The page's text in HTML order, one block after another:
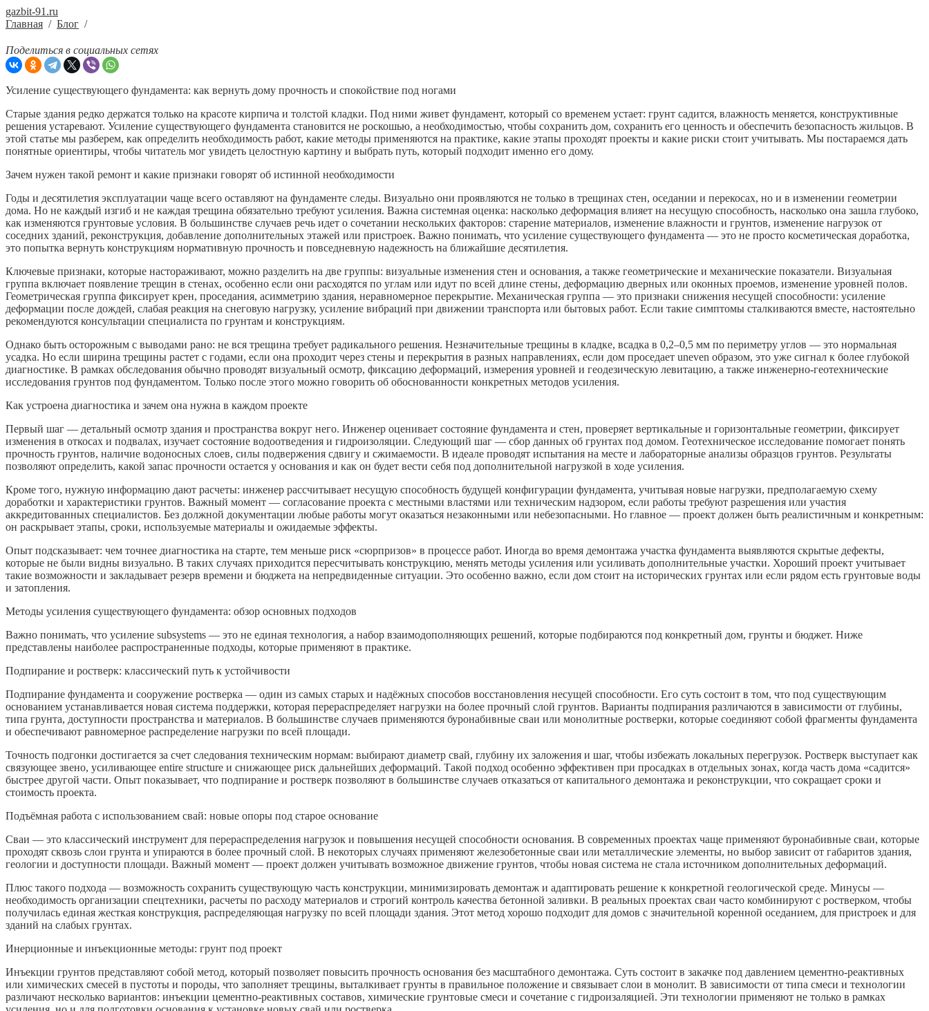
gazbit-91.ru
Главная / Блог /
Поделиться в социальных сетях
Усиление существующего фундамента: как вернуть дому прочность и спокойствие под ногами
Старые здания редко держатся только на красоте кирпича и толстой кладки. Под ними живет фундамент, который со временем устает: грунт садится, влажность меняется, конструктивные
решения устаревают. Усиление существующего фундамента становится не роскошью, а необходимостью, чтобы сохранить дом, сохранить его ценность и обеспечить безопасность жильцов. В
этой статье мы разберем, как определить необходимость работ, какие методы применяются на практике, какие этапы проходят проекты и какие риски стоит учитывать. Мы постараемся дать
понятные ориентиры, чтобы читатель мог увидеть целостную картину и выбрать путь, который подходит именно его дому.
Зачем нужен такой ремонт и какие признаки говорят об истинной необходимости
Годы и десятилетия эксплуатации чаще всего оставляют на фундаменте следы. Визуально они проявляются не только в трещинах стен, оседании и перекосах, но и в изменении геометрии
дома. Но не каждый изгиб и не каждая трещина обязательно требуют усиления. Важна системная оценка: насколько деформация влияет на несущую способность, насколько она зашла глубоко,
как изменяются грунтовые условия. В большинстве случаев речь идет о сочетании нескольких факторов: старение материалов, изменение влажности и грунтов, изменение нагрузок от
соседних зданий, реконструкция, добавление дополнительных этажей или пристроек. Важно понимать, что усиление существующего фундамента — это не просто косметическая доработка,
это попытка вернуть конструкциям нормативную прочность и повседневную надежность на ближайшие десятилетия.
Ключевые признаки, которые настораживают, можно разделить на две группы: визуальные изменения стен и основания, а также геометрические и механические показатели. Визуальная
группа включает появление трещин в стенах, особенно если они расходятся по углам или идут по всей длине стены, деформацию дверных или оконных проемов, изменение уровней полов.
Геометрическая группа фиксирует крен, проседания, асимметрию здания, неравномерное перекрытие. Механическая группа — это признаки снижения несущей способности: усиление
деформации после дождей, слабая реакция на снеговую нагрузку, усиление вибраций при движении транспорта или бытовых работ. Если такие симптомы сталкиваются вместе, настоятельно
рекомендуются консультации специалиста по грунтам и конструкциям.
Однако быть осторожным с выводами рано: не вся трещина требует радикального решения. Незначительные трещины в кладке, всадка в 0,2–0,5 мм по периметру углов — это нормальная
усадка. Но если ширина трещины растет с годами, если она проходит через стены и перекрытия в разных направлениях, если дом проседает uneven образом, это уже сигнал к более глубокой
диагностике. В рамках обследования обычно проводят визуальный осмотр, фиксацию деформаций, измерения уровней и геодезическую левитацию, а также инженерно-геотехнические
исследования грунтов под фундаментом. Только после этого можно говорить об обоснованности конкретных методов усиления.
Как устроена диагностика и зачем она нужна в каждом проекте
Первый шаг — детальный осмотр здания и пространства вокруг него. Инженер оценивает состояние фундамента и стен, проверяет вертикальные и горизонтальные геометрии, фиксирует
изменения в откосах и подвалах, изучает состояние водоотведения и гидроизоляции. Следующий шаг — сбор данных об грунтах под домом. Геотехническое исследование помогает понять
прочность грунтов, наличие водоносных слоев, силы подвержения сдвигу и сжимаемости. В идеале проводят испытания на месте и лабораторные анализы образцов грунтов. Результаты
позволяют определить, какой запас прочности остается у основания и как он будет вести себя под дополнительной нагрузкой в ходе усиления.
Кроме того, нужную информацию дают расчеты: инженер рассчитывает несущую способность будущей конфигурации фундамента, учитывая новые нагрузки, предполагаемую схему
доработки и характеристики грунтов. Важный момент — согласование проекта с местными властями или техническим надзором, если работы требуют разрешения или участия
аккредитованных специалистов. Без должной документации любые работы могут оказаться незаконными или небезопасными. Но главное — проект должен быть реалистичным и конкретным:
он раскрывает этапы, сроки, используемые материалы и ожидаемые эффекты.
Опыт подсказывает: чем точнее диагностика на старте, тем меньше риск «сюрпризов» в процессе работ. Иногда во время демонтажа участка фундамента выявляются скрытые дефекты,
которые не были видны визуально. В таких случаях приходится пересчитывать конструкцию, менять методы усиления или усиливать дополнительные участки. Хороший проект учитывает
такие возможности и закладывает резерв времени и бюджета на непредвиденные ситуации. Это особенно важно, если дом стоит на исторических грунтах или если рядом есть грунтовые воды
и затопления.
Методы усиления существующего фундамента: обзор основных подходов
Важно понимать, что усиление subsystems — это не единая технология, а набор взаимодополняющих решений, которые подбираются под конкретный дом, грунты и бюджет. Ниже
представлены наиболее распространенные подходы, которые применяют в практике.
Подпирание и ростверк: классический путь к устойчивости
Подпирание фундамента и сооружение ростверка — один из самых старых и надёжных способов восстановления несущей способности. Его суть состоит в том, что под существующим
основанием устанавливается новая система поддержки, которая перераспределяет нагрузки на более прочный слой грунтов. Варианты подпирания различаются в зависимости от глубины,
типа грунта, доступности пространства и материалов. В большинстве случаев применяются буронабивные сваи или монолитные ростверки, которые соединяют собой фрагменты фундамента
и обеспечивают равномерное распределение нагрузки по всей площади.
Точность подгонки достигается за счет следования техническим нормам: выбирают диаметр свай, глубину их заложения и шаг, чтобы избежать локальных перегрузок. Ростверк выступает как
связующее звено, усиливающее entire structure и снижающее риск дальнейших деформаций. Такой подход особенно эффективен при просадках в отдельных зонах, когда часть дома «садится»
быстрее другой части. Опыт показывает, что подпирание и ростверк позволяют в большинстве случаев отказаться от капитального демонтажа и реконструкции, что сокращает сроки и
стоимость проекта.
Подъёмная работа с использованием свай: новые опоры под старое основание
Сваи — это классический инструмент для перераспределения нагрузок и повышения несущей способности основания. В современных проектах чаще применяют буронабивные сваи, которые
проходят сквозь слои грунта и упираются в более прочный слой. В некоторых случаях применяют железобетонные сваи или металлические элементы, но выбор зависит от габаритов здания,
геологии и доступности площади. Важный момент — проект должен учитывать возможное движение грунтов, чтобы новая система не стала источником дополнительных деформаций.
Плюс такого подхода — возможность сохранить существующую часть конструкции, минимизировать демонтаж и адаптировать решение к конкретной геологической среде. Минусы —
необходимость организации спецтехники, расчеты по расходу материалов и строгий контроль качества бетонной заливки. В реальных проектах сваи часто комбинируют с ростверком, чтобы
получилась единая жесткая конструкция, распределяющая нагрузку по всей площади здания. Этот метод хорошо подходит для домов с значительной коренной оседанием, для пристроек и для
зданий на слабых грунтах.
Инерционные и инъекционные методы: грунт под проект
Инъекции грунтов представляют собой метод, который позволяет повысить прочность основания без масштабного демонтажа. Суть состоит в закачке под давлением цементно-реактивных
или химических смесей в пустоты и породы, что заполняет трещины, выталкивает грунты в правильное положение и связывает слои в монолит. В зависимости от типа смеси и технологии
различают несколько вариантов: инъекции цементно-реактивных составов, химические грунтовые смеси и сочетание с гидроизаляцией. Эти технологии применяют не только в рамках